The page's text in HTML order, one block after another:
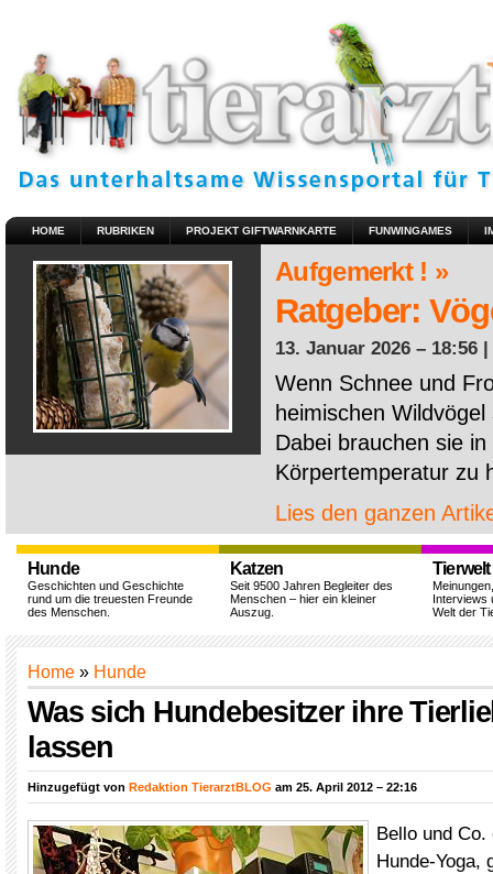
HOME RUBRIKEN PROJEKT GIFTWARNKARTE FUNWINGAMES
Aufgemerkt ! »
Ratgeber:
13. Januar 2026 – 18:56 |
Wenn Schnee und
heimischen
Dabei brauchen sie
Körpertemperatur zu
Lies den ganzen
Hunde
Geschichten und Geschichte
rund um die treuesten Freunde
des Menschen.
Katzen
Seit 9500 Jahren Begleiter des
Menschen – hier ein kleiner
Auszug.
Tierwelt
Interviews
Welt der
Home » Hunde
Was sich Hundebesitzer ihre
lassen
Hinzugefügt von Redaktion TierarztBLOG am 25. April 2012 – 22:16
Bello und Co.
Hunde-Yoga,